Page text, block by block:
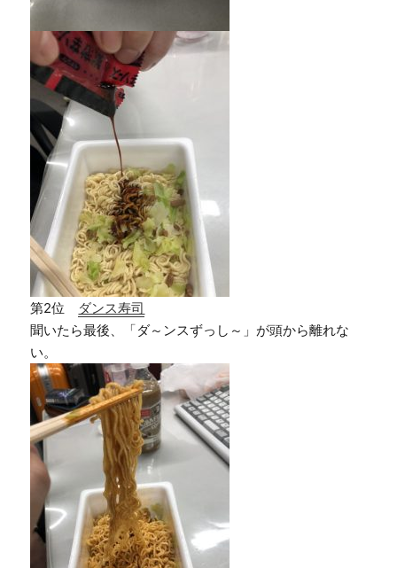
第2位 ダンス寿司
聞いたら最後、「ダ～ンスずっし～」が頭から離れな
い。